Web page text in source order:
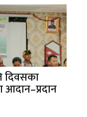
दिवसका